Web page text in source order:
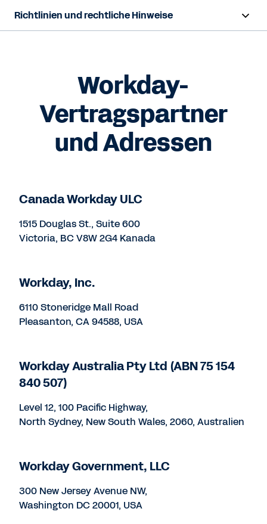
Richtlinien und rechtliche Hinweise
Geistiges Eigentum
Kontaktieren Sie uns
Workday-
Vertragspartner
und Adressen
Canada Workday ULC
1515 Douglas St., Suite 600
Victoria, BC V8W 2G4 Kanada
Workday, Inc.
6110 Stoneridge Mall Road
Pleasanton, CA 94588, USA
Workday Australia Pty Ltd (ABN 75 154
840 507)
Level 12, 100 Pacific Highway,
North Sydney, New South Wales, 2060, Australien
Workday Government, LLC
300 New Jersey Avenue NW,
Washington DC 20001, USA